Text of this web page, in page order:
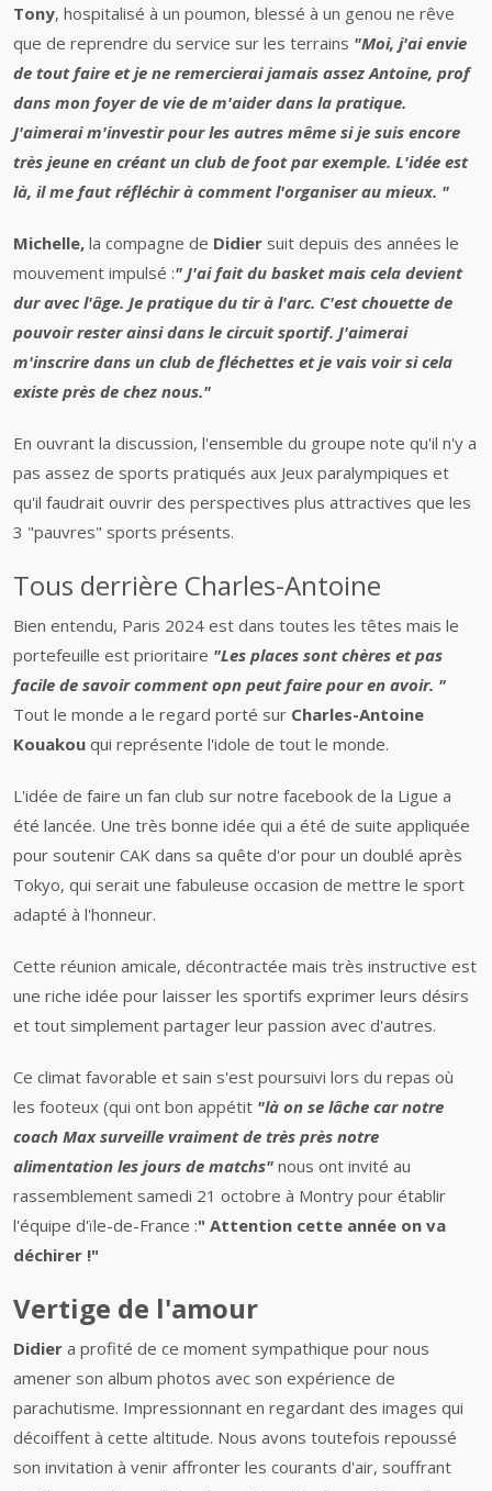
Tony, hospitalisé à un poumon, blessé à un genou ne rêve
que de reprendre du service sur les terrains "Moi, j'ai envie
de tout faire et je ne remercierai jamais assez Antoine, prof
dans mon foyer de vie de m'aider dans la pratique.
J'aimerai m'investir pour les autres même si je suis encore
très jeune en créant un club de foot par exemple. L'idée est
là, il me faut réfléchir à comment l'organiser au mieux. "
Michelle, la compagne de Didier suit depuis des années le
mouvement impulsé :" J'ai fait du basket mais cela devient
dur avec l'âge. Je pratique du tir à l'arc. C'est chouette de
pouvoir rester ainsi dans le circuit sportif. J'aimerai
m'inscrire dans un club de fléchettes et je vais voir si cela
existe près de chez nous."
En ouvrant la discussion, l'ensemble du groupe note qu'il n'y a
pas assez de sports pratiqués aux Jeux paralympiques et
qu'il faudrait ouvrir des perspectives plus attractives que les
3 "pauvres" sports présents.
Tous derrière Charles-Antoine
Bien entendu, Paris 2024 est dans toutes les têtes mais le
portefeuille est prioritaire "Les places sont chères et pas
facile de savoir comment opn peut faire pour en avoir. "
Tout le monde a le regard porté sur Charles-Antoine
Kouakou qui représente l'idole de tout le monde.
L'idée de faire un fan club sur notre facebook de la Ligue a
été lancée. Une très bonne idée qui a été de suite appliquée
pour soutenir CAK dans sa quête d'or pour un doublé après
Tokyo, qui serait une fabuleuse occasion de mettre le sport
adapté à l'honneur.
Cette réunion amicale, décontractée mais très instructive est
une riche idée pour laisser les sportifs exprimer leurs désirs
et tout simplement partager leur passion avec d'autres.
Ce climat favorable et sain s'est poursuivi lors du repas où
les footeux (qui ont bon appétit "là on se lâche car notre
coach Max surveille vraiment de très près notre
alimentation les jours de matchs" nous ont invité au
rassemblement samedi 21 octobre à Montry pour établir
l'équipe d'ïle-de-France :" Attention cette année on va
déchirer !"
Vertige de l'amour
Didier a profité de ce moment sympathique pour nous
amener son album photos avec son expérience de
parachutisme. Impressionnant en regardant des images qui
décoiffent à cette altitude. Nous avons toutefois repoussé
son invitation à venir affronter les courants d'air, souffrant